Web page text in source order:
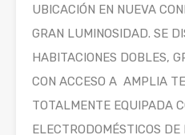
UBICACIÓN EN NUEVA
GRAN LUMINOSIDAD. SE
HABITACIONES DOBLES,
CON ACCESO A AMPLIA
TOTALMENTE EQUIPADA
ELECTRODOMÉSTICOS